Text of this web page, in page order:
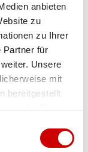
anbieten
zu
zu Ihrer
Partner für
Unsere
mit
bereitgestellt
der Dienste